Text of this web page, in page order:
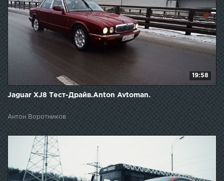
19:58
Jaguar XJ8 Тест-Драйв.Anton Avtoman.
Антон Воротников